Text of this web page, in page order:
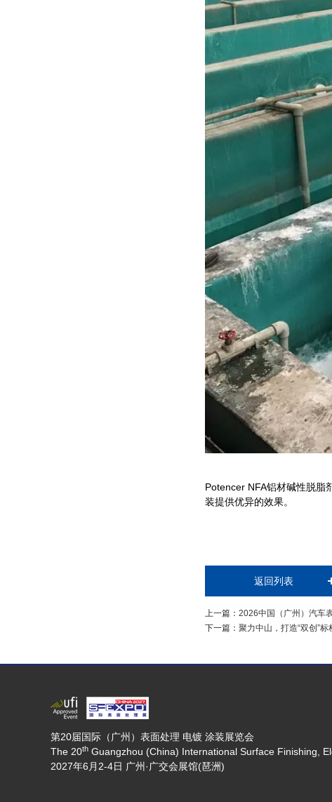
Potencer NFA铝材碱性脱脂
装提供优异的效果。
返回列表
上一篇： 2026中国（广州）汽车
下一篇： 聚力中山，打造“双创”标
第20届国际（广州）表面处理 电镀 涂装展览会
The 20th Guangzhou (China) International Surface Finishing,
2027年6月2-4日 广州·广交会展馆(琶洲)